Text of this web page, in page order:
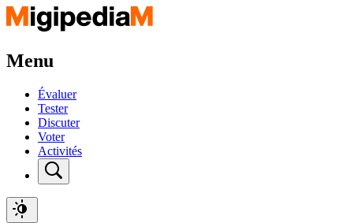
Menu
Évaluer
Tester
Discuter
Voter
Activités